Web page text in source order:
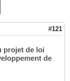
#121
projet de loi
de